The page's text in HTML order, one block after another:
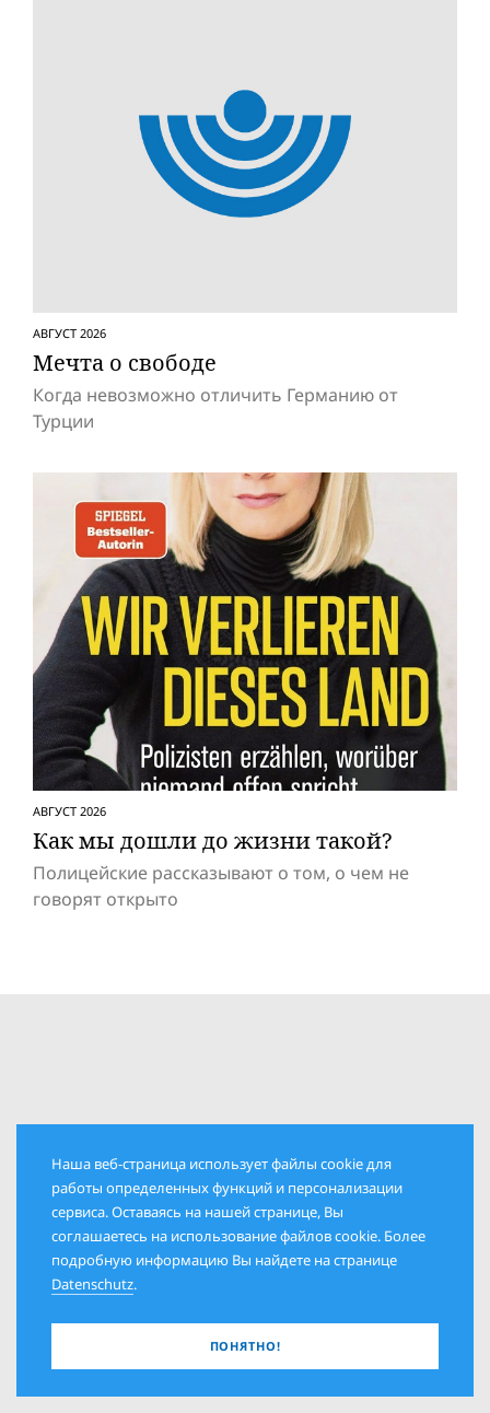
АВГУСТ 2026
Мечта о свободе
Когда невозможно отличить Германию от
Турции
АВГУСТ 2026
Как мы дошли до жизни такой?
Полицейские рассказывают о том, о чем не
говорят открыто
РУБРИКИ
КОЛОНКА ИЗДАТЕЛЯ
ДАТЫ И ЛЮДИ
ИСТОРИЯ И СОВРЕМЕННОСТЬ
Наша веб-страница использует файлы cookie для
работы определенных функций и персонализации
сервиса. Оставаясь на нашей странице, Вы
соглашаетесь на использование файлов cookie. Более
подробную информацию Вы найдете на странице
Datenschutz.
ПОНЯТНО!